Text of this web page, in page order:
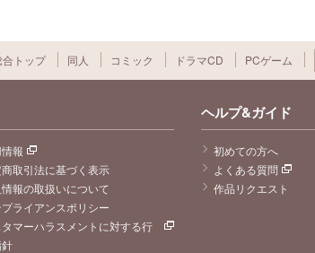
トップ 同人 コミック ドラマCD PCゲーム
報
取引法に基づく表示
報の取扱いについて
ライアンスポリシー
マーハラスメントに対する行
ヘルプ&ガイド
初めての方へ
よくある質問
作品リクエスト